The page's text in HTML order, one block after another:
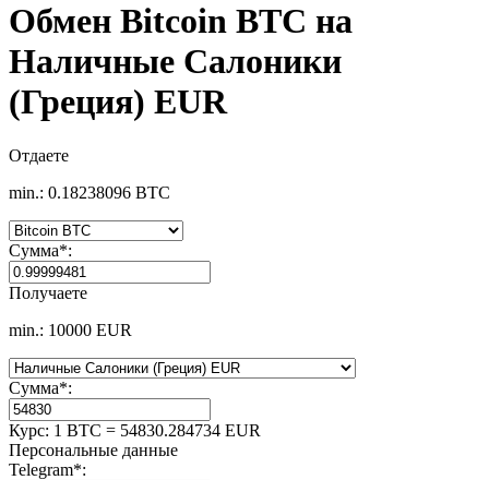
Обмен Bitcoin BTC на
Наличные Салоники
(Греция) EUR
Отдаете
min.: 0.18238096 BTC
Сумма*:
Получаете
min.: 10000 EUR
Сумма*:
Курс: 1 BTC = 54830.284734 EUR
Персональные данные
Telegram*: